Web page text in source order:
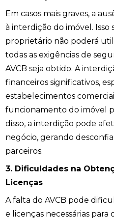
Em casos mais graves, a
à interdição do imóvel. Isso
proprietário não poderá
todas as exigências de
AVCB seja obtido. A
financeiros significativos,
estabelecimentos
funcionamento do imóvel
disso, a interdição pode
negócio, gerando
parceiros.
3. Dificuldades na
Licenças
A falta do AVCB pode
e licenças necessárias